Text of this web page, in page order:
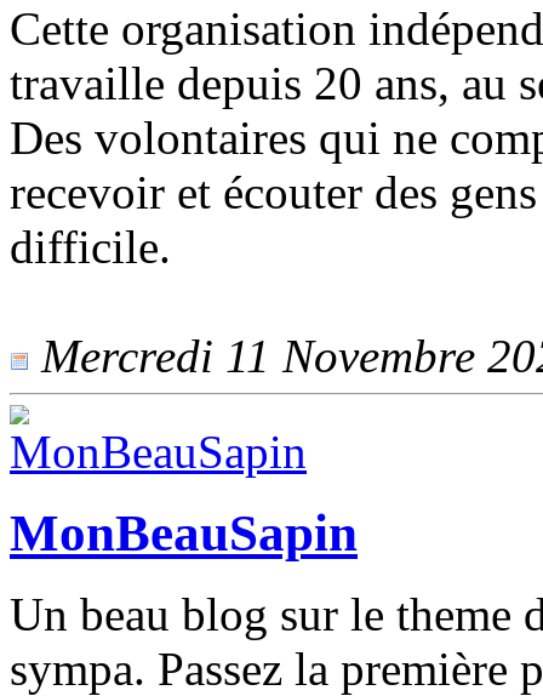
Cette organisation
travaille depuis 20 ans, au
Des volontaires qui ne
recevoir et écouter des
difficile.
Mercredi 11 Novembre
MonBeauSapin
Un beau blog sur le theme
sympa. Passez la première